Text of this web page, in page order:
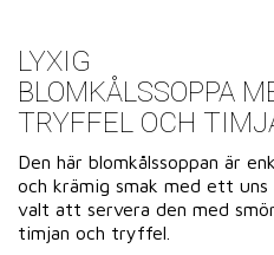
LYXIG
BLOMKÅLSSOPPA
TRYFFEL OCH
Den här blomkålssoppan är
och krämig smak med ett
valt att servera den med
timjan och tryffel.